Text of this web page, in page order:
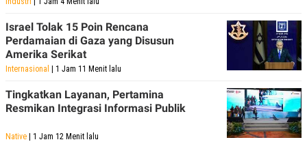
Israel Tolak 15 Poin Rencana
Perdamaian di Gaza yang Disusun
Amerika Serikat
Internasional | 1 Jam 11 Menit lalu
Tingkatkan Layanan, Pertamina
Resmikan Integrasi Informasi Publik
Native | 1 Jam 12 Menit lalu